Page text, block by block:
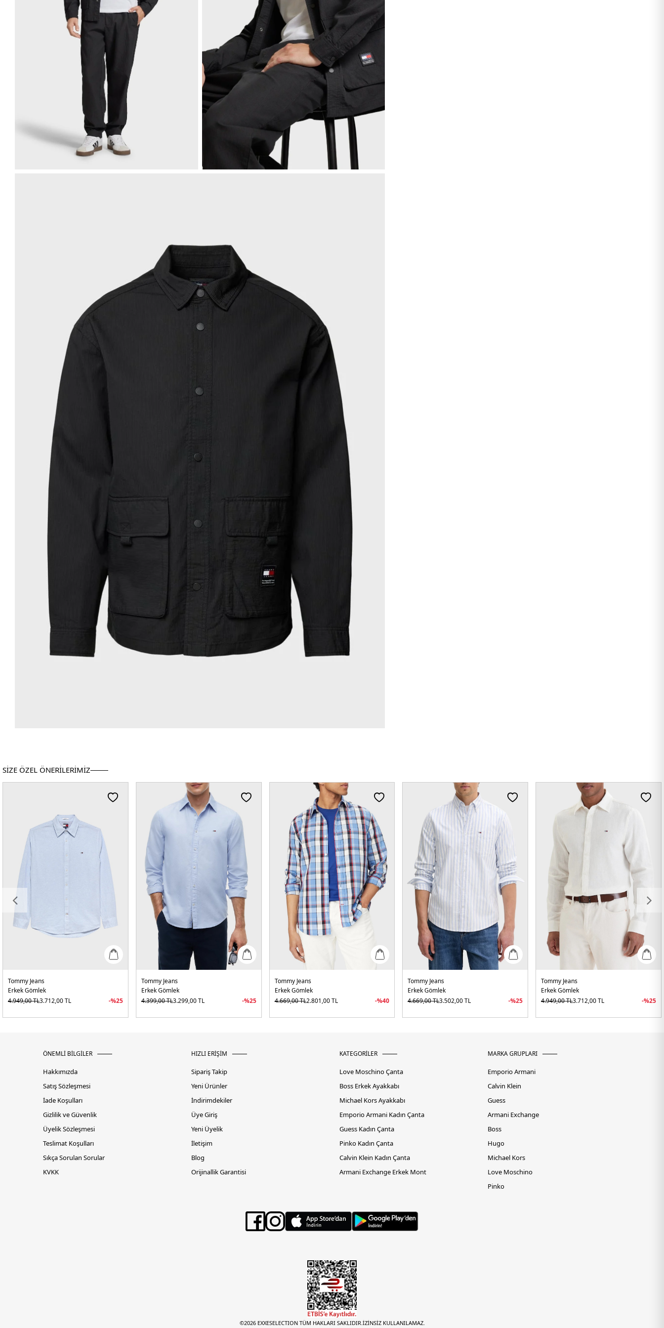
SİZE ÖZEL ÖNERİLERİMİZ
Tommy Jeans
Erkek Gömlek
4.949,00TL3.712,00TL -%25
Tommy Jeans
Erkek Gömlek
4.399,00TL3.299,00TL -%25
Tommy Jeans
Erkek Gömlek
4.669,00TL2.801,00TL -%40
Tommy Jeans
Erkek Gömlek
4.669,00TL3.502,00TL -%25
Tommy Jeans
Erkek Gömlek
4.949,00TL3.712,00TL -%25
ÖNEMLİ BİLGİLER
Hakkımızda
Satış Sözleşmesi
İade Koşulları
Gizlilik ve Güvenlik
Üyelik Sözleşmesi
Teslimat Koşulları
Sıkça Sorulan Sorular
KVKK
HIZLI ERİŞİM
Sipariş Takip
Yeni Ürünler
İndirimdekiler
Üye Giriş
Yeni Üyelik
İletişim
Blog
Orijinallik Garantisi
KATEGORİLER
Love Moschino Çanta
Boss Erkek Ayakkabı
Michael Kors Ayakkabı
Emporio Armani Kadın Çanta
Guess Kadın Çanta
Pinko Kadın Çanta
Calvin Klein Kadın Çanta
Armani Exchange Erkek Mont
MARKA GRUPLARI
Emporio Armani
Calvin Klein
Guess
Armani Exchange
Boss
Hugo
Michael Kors
Love Moschino
Pinko
©2026 EXXESELECTION TÜM HAKLARI SAKLIDIR.İZİNSİZ KULLANILAMAZ.